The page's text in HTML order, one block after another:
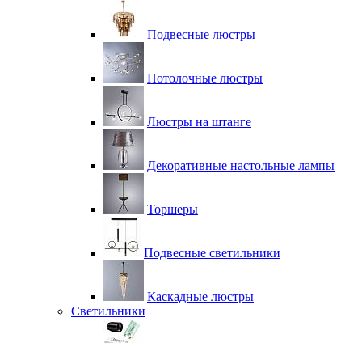
Подвесные люстры
Потолочные люстры
Люстры на штанге
Декоративные настольные лампы
Торшеры
Подвесные светильники
Каскадные люстры
Светильники